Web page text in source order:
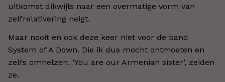
uitkomst dikwijls naar een overmatige vorm van
zelfrelativering neigt.
Maar nooit en ook deze keer niet voor de band
System of A Down. Die ik dus mocht ontmoeten en
zelfs omhelzen. ‘You are our Armenian sister’, zeiden
ze.